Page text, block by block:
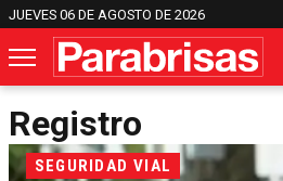
JUEVES 06 DE AGOSTO DE 2026
Registro
SEGURIDAD VIAL